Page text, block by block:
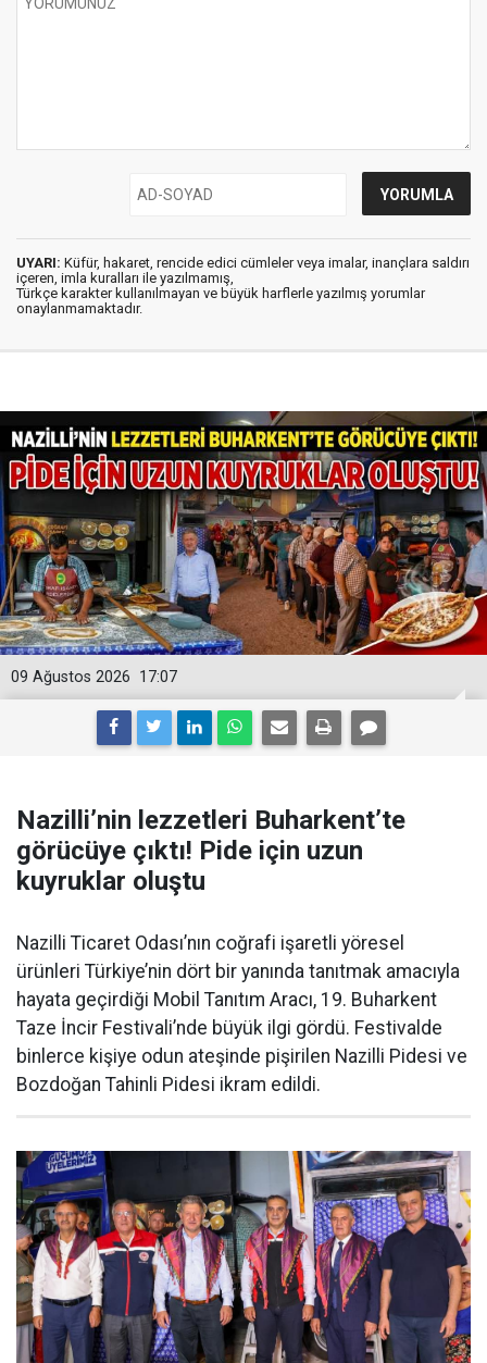
UYARI: Küfür, hakaret, rencide edici cümleler veya imalar, inançlara saldırı
içeren, imla kuralları ile yazılmamış,
Türkçe karakter kullanılmayan ve büyük harflerle yazılmış yorumlar
onaylanmamaktadır.
17:07
09 Ağustos 2026
Nazilli’nin lezzetleri Buharkent’te
görücüye çıktı! Pide için uzun
kuyruklar oluştu
Nazilli Ticaret Odası’nın coğrafi işaretli yöresel
ürünleri Türkiye’nin dört bir yanında tanıtmak amacıyla
hayata geçirdiği Mobil Tanıtım Aracı, 19. Buharkent
Taze İncir Festivali’nde büyük ilgi gördü. Festivalde
binlerce kişiye odun ateşinde pişirilen Nazilli Pidesi ve
Bozdoğan Tahinli Pidesi ikram edildi.